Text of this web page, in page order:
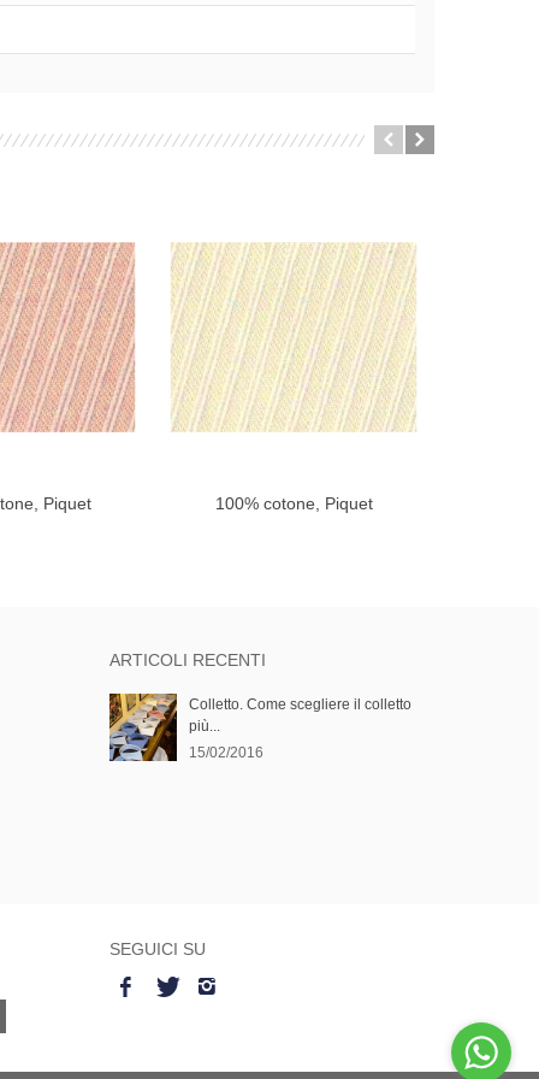
Piquet 100% cotone, Piquet
ARTICOLI RECENTI
Colletto. Come scegliere il colletto
più...
15/02/2016
SEGUICI SU